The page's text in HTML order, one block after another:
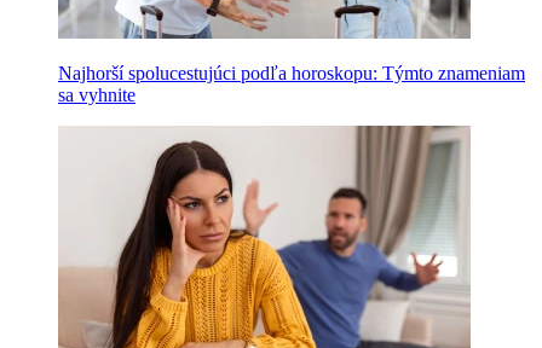
Najhorší spolucestujúci podľa horoskopu: Týmto znameniam
sa vyhnite